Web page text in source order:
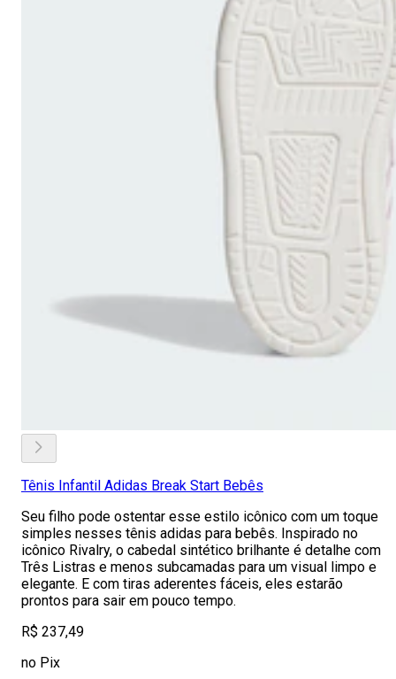
Tênis Infantil Adidas Break Start Bebês
Seu filho pode ostentar esse estilo icônico com um toque
simples nesses tênis adidas para bebês. Inspirado no
icônico Rivalry, o cabedal sintético brilhante é detalhe com
Três Listras e menos subcamadas para um visual limpo e
elegante. E com tiras aderentes fáceis, eles estarão
prontos para sair em pouco tempo.
R$ 237,49
no Pix